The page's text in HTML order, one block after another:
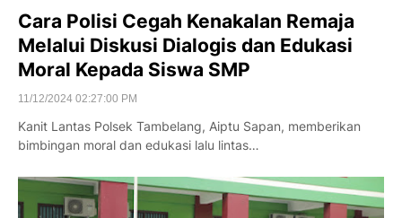
Cara Polisi Cegah Kenakalan Remaja
Melalui Diskusi Dialogis dan Edukasi
Moral Kepada Siswa SMP
11/12/2024 02:27:00 PM
Kanit Lantas Polsek Tambelang, Aiptu Sapan, memberikan
bimbingan moral dan edukasi lalu lintas…